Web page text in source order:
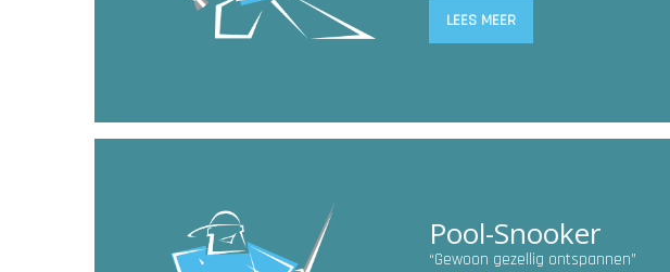
LEES MEER
Pool-Snooker
“Gewoon gezellig ontspannen”